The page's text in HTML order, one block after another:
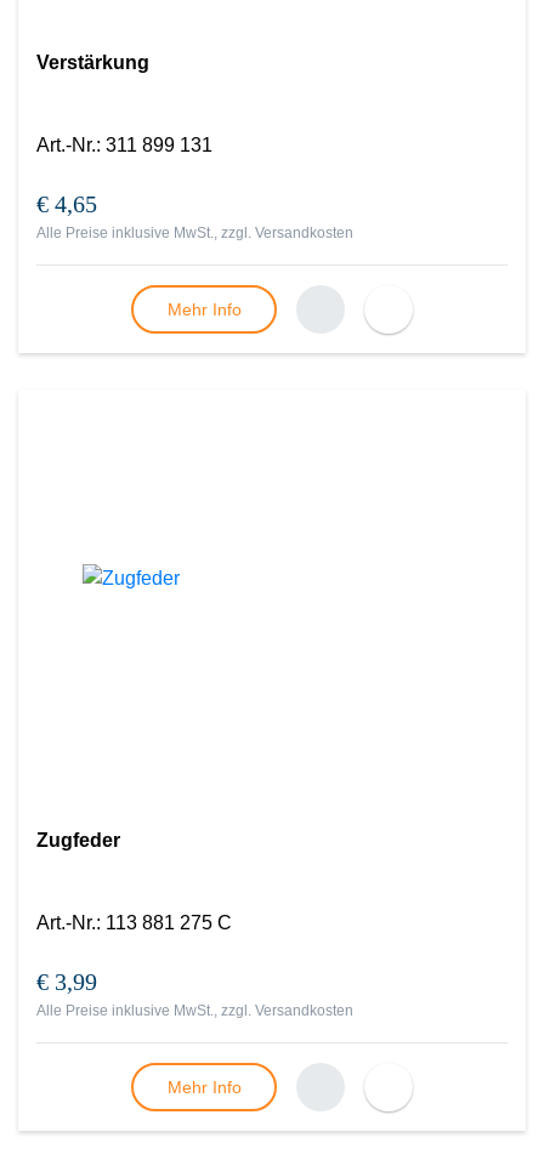
Verstärkung
Art.-Nr.: 311 899 131
€ 4,65
Alle Preise inklusive MwSt., zzgl. Versandkosten
Mehr Info
Zugfeder
Art.-Nr.: 113 881 275 C
€ 3,99
Alle Preise inklusive MwSt., zzgl. Versandkosten
Mehr Info